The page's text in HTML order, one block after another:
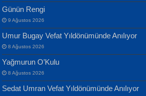
ATİLLA ÖZEN
Sultan Olmadan Önce Eyüp...
Banu Sancak
Defterimden İçeri...
Günün Rengi
9 Ağustos 2026
Umur Bugay Vefat Yıldönümünde Anılıyor
8 Ağustos 2026
Yağmurun O’Kulu
8 Ağustos 2026
Sedat Umran Vefat Yıldönümünde Anılıyor